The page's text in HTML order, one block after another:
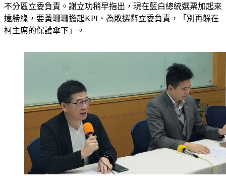
不分區立委沒有達到8席以上，柯辦總幹事黃珊珊應主動請辭
不分區立委負責。謝立功稍早指出，現在藍白總統選票加起來
遠勝綠，要黃珊珊擔起KPI、為敗選辭立委負責，「別再躲在